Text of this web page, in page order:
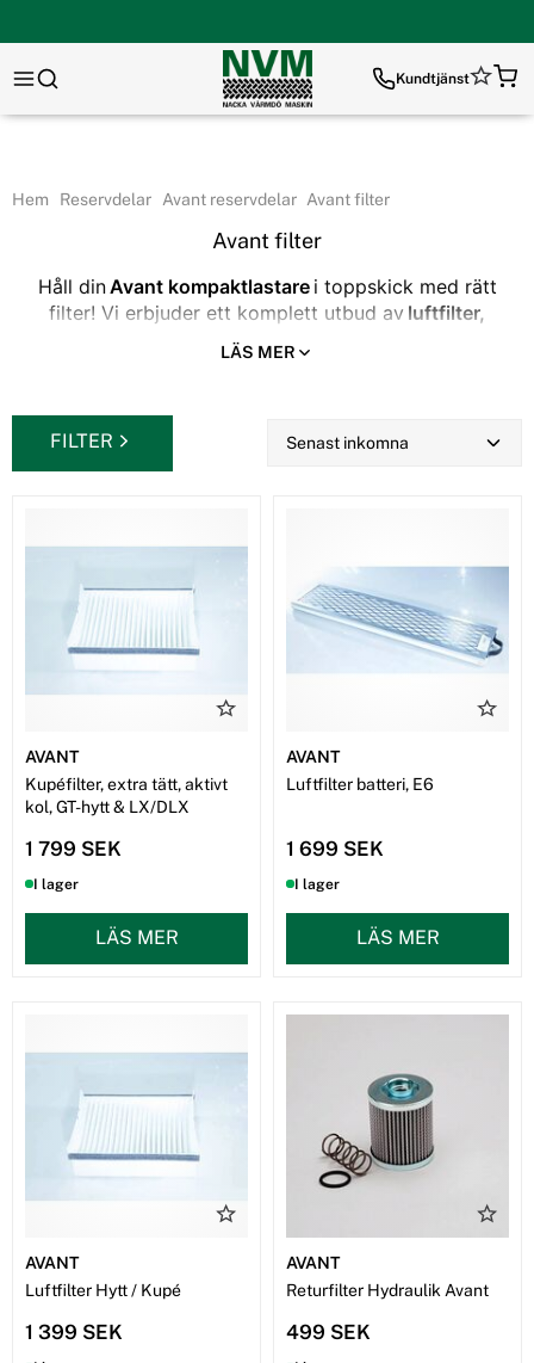
Kundtjänst
Hem Reservdelar Avant reservdelar Avant filter
Avant filter
Håll dinAvant kompaktlastare i toppskick med rätt
filter! Vi erbjuder ett komplett utbud av luftfilter,
oljefilter, bränslefilter och hydraulfilter
optimal prestanda och lång livslängd.
✔ Skyddar mot smuts och partiklar
✔ Förbättrar bränsleeffektiviteten
längre!
LÄS MER
FILTER
AVANT
Kupéfilter, extra tätt, aktivt
kol, GT-hytt & LX/DLX
1 799 SEK
I lager
LÄS MER
AVANT
Luftfilter batteri, E6
1 699 SEK
I lager
LÄS MER
AVANT
Luftfilter Hytt / Kupé
1 399 SEK
AVANT
Returfilter Hydraulik Avant
499 SEK